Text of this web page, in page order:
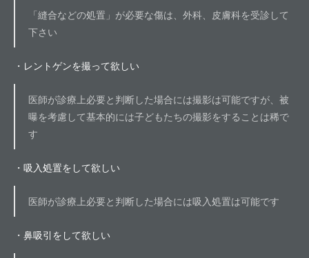
「縫合などの処置」が必要な傷は、外科、皮膚科を受診して
下さい
・レントゲンを撮って欲しい
医師が診療上必要と判断した場合には撮影は可能ですが、被
曝を考慮して基本的には子どもたちの撮影をすることは稀で
す
・吸入処置をして欲しい
医師が診療上必要と判断した場合には吸入処置は可能です
・鼻吸引をして欲しい